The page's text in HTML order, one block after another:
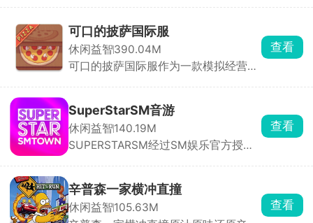
意穿梭。游戏规则通俗易懂，当你的小
人群体数量超过其他玩家时，便能将对
方的小人纳入麾下，让自己的队伍愈发
壮大；反之，若己方人数处于劣势，就
第一名的桂冠。别看游戏玩法简单直
白，实则暗藏诸多技巧。何时主动出
击、何时暂避锋芒，都需要玩家精心谋
划。每一次决策都可能影响战局走向，
去探索其中的奥秘。快来加入这场刺激
的挑战，看看你能否凭借智慧与策略，
在这座拥挤的城市中称霸一方！
可口的披萨国际服
休闲益智390.04M
可口的披萨国际服作为一款模拟经营兼
故事。可口的披萨国际服主要采用点击
放置操作方式，在披萨上涂抹酱料，放
置食材，最后进行拖动切割，根据顾客
的口味需求，使用各种各样的食材进行
查看
SuperStarSM音游
休闲益智140.19M
SUPERSTARSM经过SM娱乐官方授
到判定线的瞬间点击屏幕完成击打，精
准敲击即可积累分数、推进曲目演奏。
除此之外，游戏还搭载了完整的闯关养
查看
辛普森一家横冲直撞
休闲益智105.63M
查看